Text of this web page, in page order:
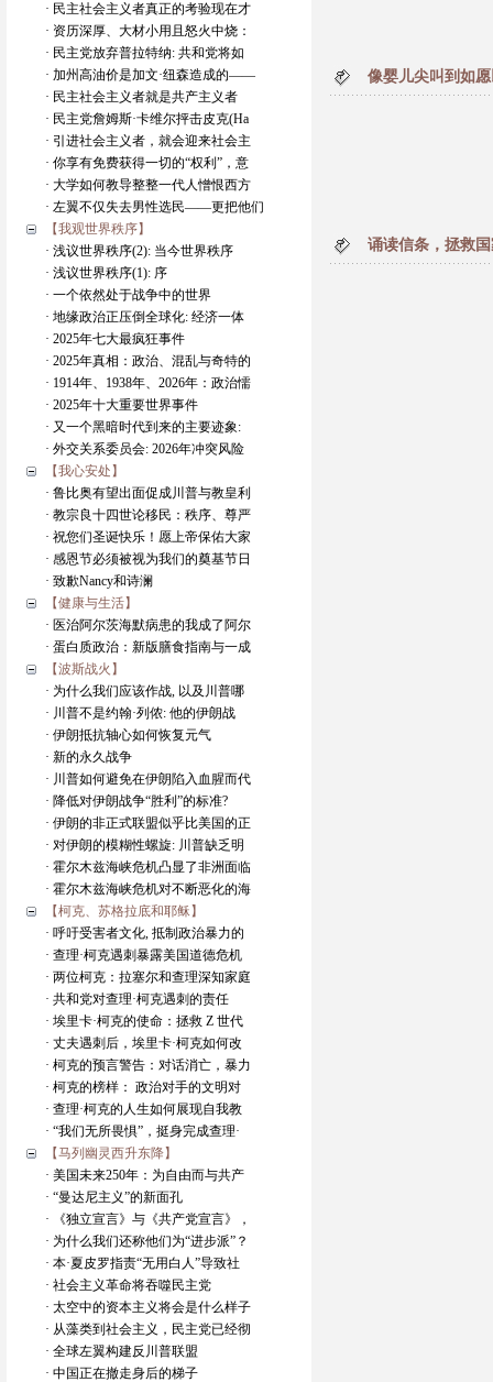
· 民主社会主义者真正的考验现在才
· 资历深厚、大材小用且怒火中烧：
· 民主党放弃普拉特纳: 共和党将如
· 加州高油价是加文·纽森造成的——
· 民主社会主义者就是共产主义者
· 民主党詹姆斯·卡维尔抨击皮克(Ha
· 引进社会主义者，就会迎来社会主
· 你享有免费获得一切的“权利”，意
· 大学如何教导整整一代人憎恨西方
· 左翼不仅失去男性选民——更把他们
【我观世界秩序】
· 浅议世界秩序(2): 当今世界秩序
· 浅议世界秩序(1): 序
· 一个依然处于战争中的世界
· 地缘政治正压倒全球化: 经济一体
· 2025年七大最疯狂事件
· 2025年真相：政治、混乱与奇特的
· 1914年、1938年、2026年：政治懦
· 2025年十大重要世界事件
· 又一个黑暗时代到来的主要迹象:
· 外交关系委员会: 2026年冲突风险
【我心安处】
· 鲁比奥有望出面促成川普与教皇利
· 教宗良十四世论移民：秩序、尊严
· 祝您们圣诞快乐！愿上帝保佑大家
· 感恩节必须被视为我们的奠基节日
· 致歉Nancy和诗澜
【健康与生活】
· 医治阿尔茨海默病患的我成了阿尔
· 蛋白质政治：新版膳食指南与一成
【波斯战火】
· 为什么我们应该作战, 以及川普哪
· 川普不是约翰·列侬: 他的伊朗战
· 伊朗抵抗轴心如何恢复元气
· 新的永久战争
· 川普如何避免在伊朗陷入血腥而代
· 降低对伊朗战争“胜利”的标准?
· 伊朗的非正式联盟似乎比美国的正
· 对伊朗的模糊性螺旋: 川普缺乏明
· 霍尔木兹海峡危机凸显了非洲面临
· 霍尔木兹海峡危机对不断恶化的海
【柯克、苏格拉底和耶稣】
· 呼吁受害者文化, 抵制政治暴力的
· 查理·柯克遇刺暴露美国道德危机
· 两位柯克：拉塞尔和查理深知家庭
· 共和党对查理·柯克遇刺的责任
· 埃里卡·柯克的使命：拯救 Z 世代
· 丈夫遇刺后，埃里卡·柯克如何改
· 柯克的预言警告：对话消亡，暴力
· 柯克的榜样： 政治对手的文明对
· 查理·柯克的人生如何展现自我教
· “我们无所畏惧”，挺身完成查理·
【马列幽灵西升东降】
· 美国未来250年：为自由而与共产
· “曼达尼主义”的新面孔
· 《独立宣言》与《共产党宣言》，
· 为什么我们还称他们为“进步派”？
· 本·夏皮罗指责“无用白人”导致社
· 社会主义革命将吞噬民主党
· 太空中的资本主义将会是什么样子
· 从藻类到社会主义，民主党已经彻
· 全球左翼构建反川普联盟
· 中国正在撤走身后的梯子
像婴儿尖叫到如
诵读信条，拯救